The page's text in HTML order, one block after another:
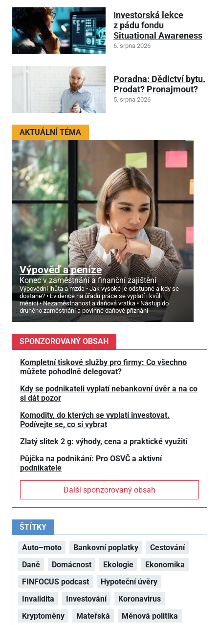
Investorská lekce
z pádu fondu
Situational Awareness
6. srpna 2026
Poradna: Dědictví bytu.
Prodat? Pronajmout?
5. srpna 2026
AKTUÁLNÍ TÉMA
Výpověď a peníze
Konec v zaměstnání a finanční zajištění
Výpovědní lhůta a mzda
Jak vysoké je odstupné a kdy se
dostane?
Evidence na úřadu práce se vyplatí i kvůli
měsíci
Nezaměstnanost a daňová vratka
Nástup do
druhého zaměstnání a povinné daňové přiznání
SPONZOROVANÝ OBSAH
Kompletní tiskové služby pro firmy: Co všechno
můžete pohodlně delegovat?
Kdy se podnikateli vyplatí nebankovní úvěr a na co
si dát pozor
Komodity, do kterých se vyplatí investovat.
Podívejte se, co si vybrat
Zlatý slitek 2 g: výhody, cena a praktické využití
Půjčka na podnikání: Pro OSVČ a aktivní
podnikatele
Další sponzorovaný obsah
ŠTÍTKY
Auto–moto Bankovní poplatky
Cestování
Daně
Domácnost Ekologie
Ekonomika
FINFOCUS podcast
Hypoteční úvěry
Invalidita
Investování
Koronavirus
Kryptoměny
Mateřská Měnová politika